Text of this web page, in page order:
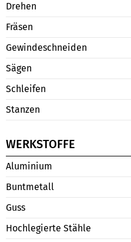
Drehen
Fräsen
Gewindeschneiden
Sägen
Schleifen
Stanzen
WERKSTOFFE
Aluminium
Buntmetall
Guss
Hochlegierte Stähle